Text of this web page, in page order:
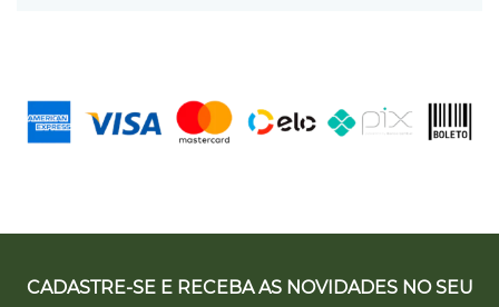
CADASTRE-SE E RECEBA AS NOVIDADES NO SEU